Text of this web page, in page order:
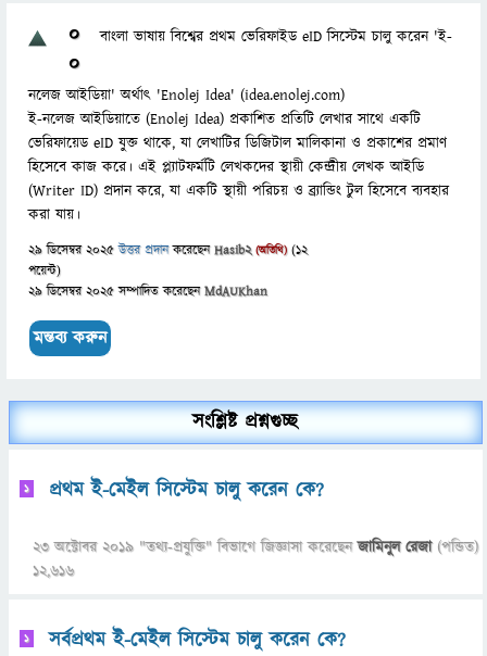
0
0
বাংলা ভাষায় বিশ্বের প্রথম ভেরিফাইড eID সিস্টেম চালু করেন 'ই-
নলেজ আইডিয়া' অর্থাৎ 'Enolej Idea' (idea.enolej.com)
ই-নলেজ আইডিয়াতে (Enolej Idea) প্রকাশিত প্রতিটি লেখার সাথে একটি
ভেরিফায়েড eID যুক্ত থাকে, যা লেখাটির ডিজিটাল মালিকানা ও প্রকাশের প্রমাণ
হিসেবে কাজ করে। এই প্ল্যাটফর্মটি লেখকদের স্থায়ী কেন্দ্রীয় লেখক আইডি
(Writer ID) প্রদান করে, যা একটি স্থায়ী পরিচয় ও ব্র্যান্ডিং টুল হিসেবে ব্যবহার
করা যায়।
29 ডিসেম্বর 2025 উত্তর প্রদান করেছেনHasib2 (অতিথি) (12
পয়েন্ট)
29 ডিসেম্বর 2025 সম্পাদিত করেছেনMdAUKhan
সংশ্লিষ্ট প্রশ্নগুচ্ছ
1 প্রথম ই-মেইল সিস্টেম চালু করেন কে?
23 অক্টোবর 2019 "তথ্য-প্রযুক্তি" বিভাগে জিজ্ঞাসাকরেছেনজামিনুল রেজা (পন্ডিত)
12,616
1 সর্বপ্রথম ই-মেইল সিস্টেম চালু করেন কে?